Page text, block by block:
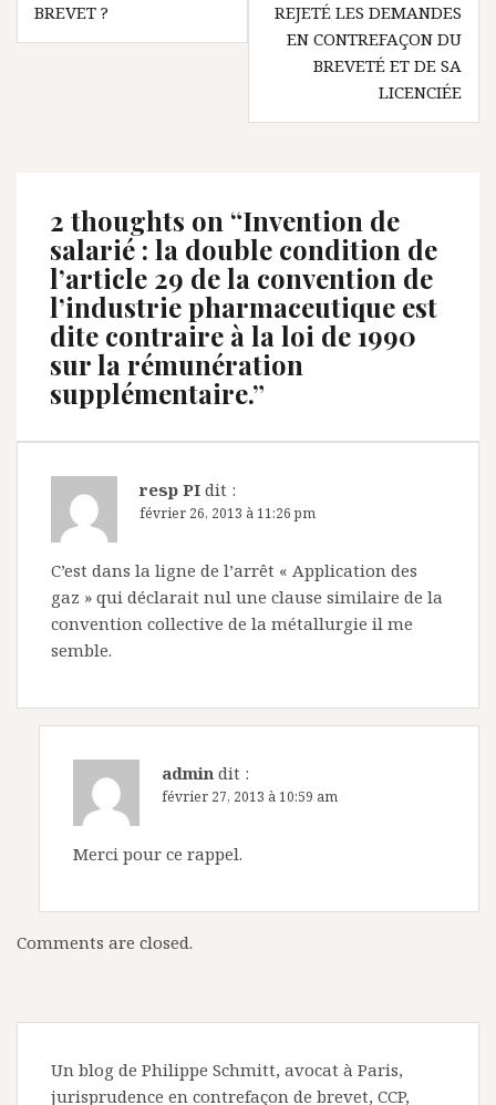
BREVET ?
REJETÉ LES DEMANDES
EN CONTREFAÇON DU
BREVETÉ ET DE SA
LICENCIÉE
2 thoughts on “Invention de
salarié : la double condition de
l’article 29 de la convention de
l’industrie pharmaceutique est
dite contraire à la loi de 1990
sur la rémunération
supplémentaire.”
resp PI dit :
février 26, 2013 à 11:26 pm
C’est dans la ligne de l’arrêt « Application des
gaz » qui déclarait nul une clause similaire de la
convention collective de la métallurgie il me
semble.
admin dit :
février 27, 2013 à 10:59 am
Merci pour ce rappel.
Comments are closed.
Un blog de Philippe Schmitt, avocat à Paris,
jurisprudence en contrefaçon de brevet, CCP,